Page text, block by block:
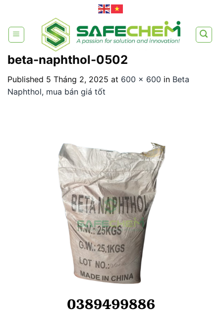
content
beta-naphthol-0502
Published 5 Tháng 2, 2025 at 600 × 600 in Beta
Naphthol, mua bán giá tốt